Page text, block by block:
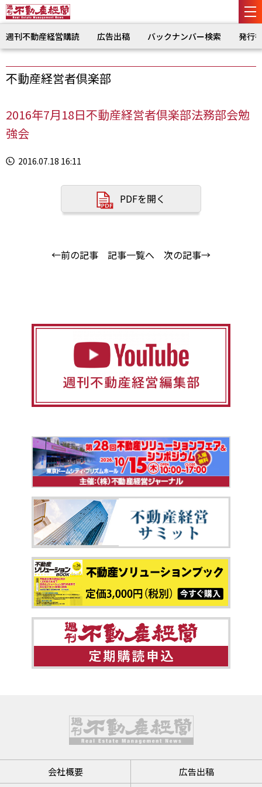
週刊不動産経営購読 広告出稿 バックナンバー検索 発行
不動産経営者倶楽部
2016年7月18日不動産経営者倶楽部法務部会勉
強会
2016.07.18 16:11
PDFを開く
←前の記事 記事一覧へ 次の記事→
会社概要 広告出稿